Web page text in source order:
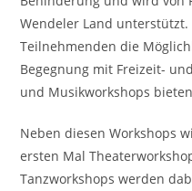
Wendeler Land unterstützt.
Teilnehmenden die
Begegnung mit Freizeit-
und Musikworkshops
Neben diesen Workshops
ersten Mal
Tanzworkshops werden